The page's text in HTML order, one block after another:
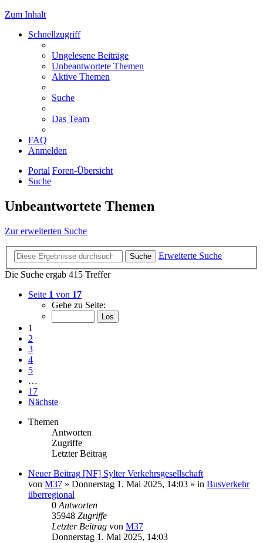
Zum Inhalt
Schnellzugriff
Ungelesene Beiträge
Unbeantwortete Themen
Aktive Themen
Suche
Das Team
FAQ
Anmelden
Portal Foren-Übersicht
Suche
Unbeantwortete Themen
Zur erweiterten Suche
Suche
Erweiterte Suche
Die Suche ergab 415 Treffer
Seite 1 von 17
Gehe zu Seite:
1
2
3
4
5
…
17
Nächste
Themen
Antworten
Zugriffe
Letzter Beitrag
Neuer Beitrag [NF] Sylter Verkehrsgesellschaft
von M37 » Donnerstag 1. Mai 2025, 14:03 » in Busverkehr
überregional
0Antworten
35948 Zugriffe
Letzter Beitrag von M37
Donnerstag 1. Mai 2025, 14:03